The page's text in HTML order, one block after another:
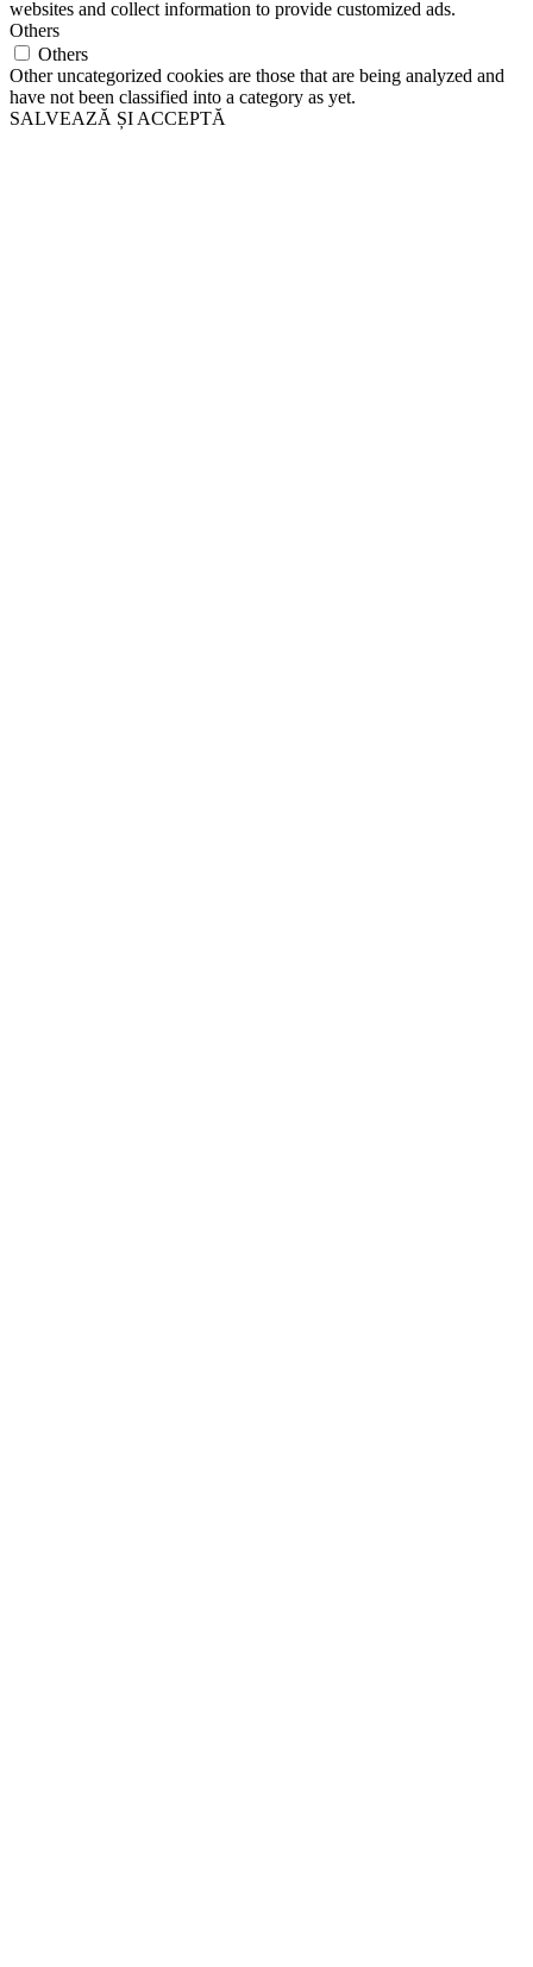
websites and collect information to provide customized ads.
Others
Others
Other uncategorized cookies are those that are being analyzed and
have not been classified into a category as yet.
SALVEAZĂ ȘI ACCEPTĂ